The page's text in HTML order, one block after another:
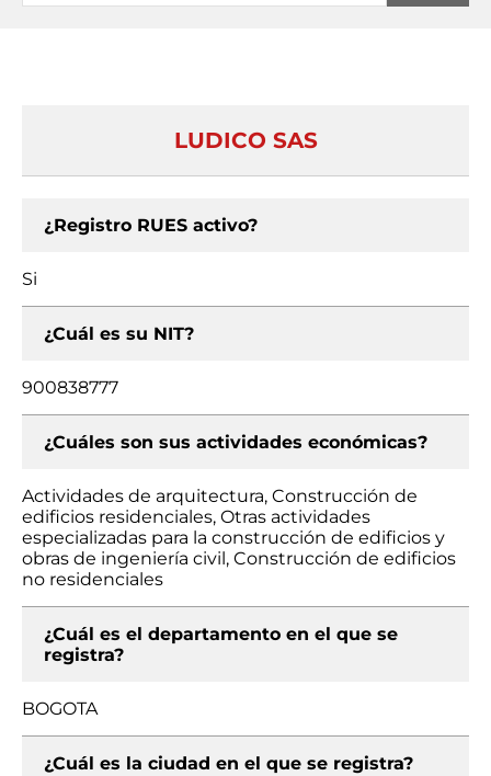
LUDICO SAS
¿Registro RUES activo?
Si
¿Cuál es su NIT?
900838777
¿Cuáles son sus actividades económicas?
Actividades de arquitectura, Construcción de
edificios residenciales, Otras actividades
especializadas para la construcción de edificios y
obras de ingeniería civil, Construcción de edificios
no residenciales
¿Cuál es el departamento en el que se
registra?
BOGOTA
¿Cuál es la ciudad en el que se registra?